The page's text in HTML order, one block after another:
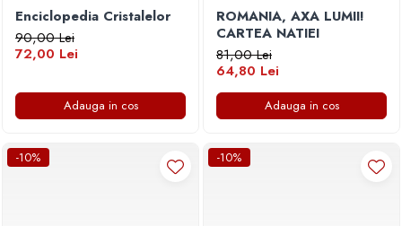
Enciclopedia Cristalelor
90,00 Lei
72,00 Lei
Adauga in cos
ROMANIA, AXA LUMII!
CARTEA NATIEI
81,00 Lei
64,80 Lei
Adauga in cos
-10% -10%